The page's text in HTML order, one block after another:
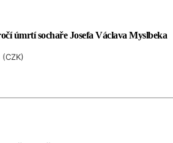
úmrtí sochaře Josefa Václava Myslbeka
(CZK)